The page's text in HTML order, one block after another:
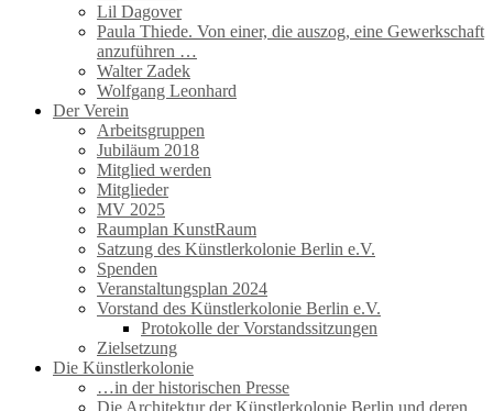
Lil Dagover
Paula Thiede. Von einer, die auszog, eine Gewerkschaft
anzuführen …
Walter Zadek
Wolfgang Leonhard
Der Verein
Arbeitsgruppen
Jubiläum 2018
Mitglied werden
Mitglieder
MV 2025
Raumplan KunstRaum
Satzung des Künstlerkolonie Berlin e.V.
Spenden
Veranstaltungsplan 2024
Vorstand des Künstlerkolonie Berlin e.V.
Protokolle der Vorstandssitzungen
Zielsetzung
Die Künstlerkolonie
…in der historischen Presse
Die Architektur der Künstlerkolonie Berlin und deren